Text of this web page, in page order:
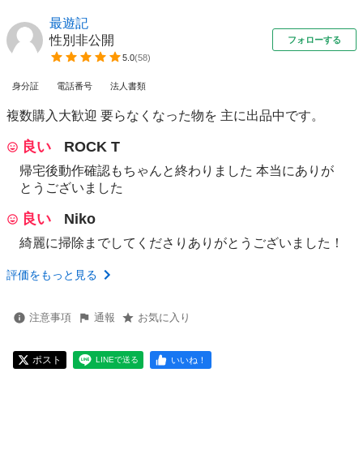
最遊記
性別非公開
5.0(58)
フォローする
身分証 電話番号 法人書類
複数購入大歓迎 要らなくなった物を 主に出品中です。
良い ROCK T
帰宅後動作確認もちゃんと終わりました 本当にありが
とうございました
良い Niko
綺麗に掃除までしてくださりありがとうございました！
評価をもっと見る
注意事項 通報 お気に入り
ポスト LINEで送る いいね！